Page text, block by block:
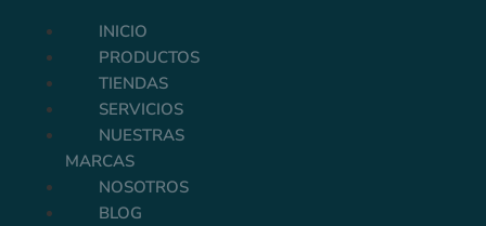
INICIO
PRODUCTOS
TIENDAS
SERVICIOS
NUESTRAS
MARCAS
NOSOTROS
BLOG